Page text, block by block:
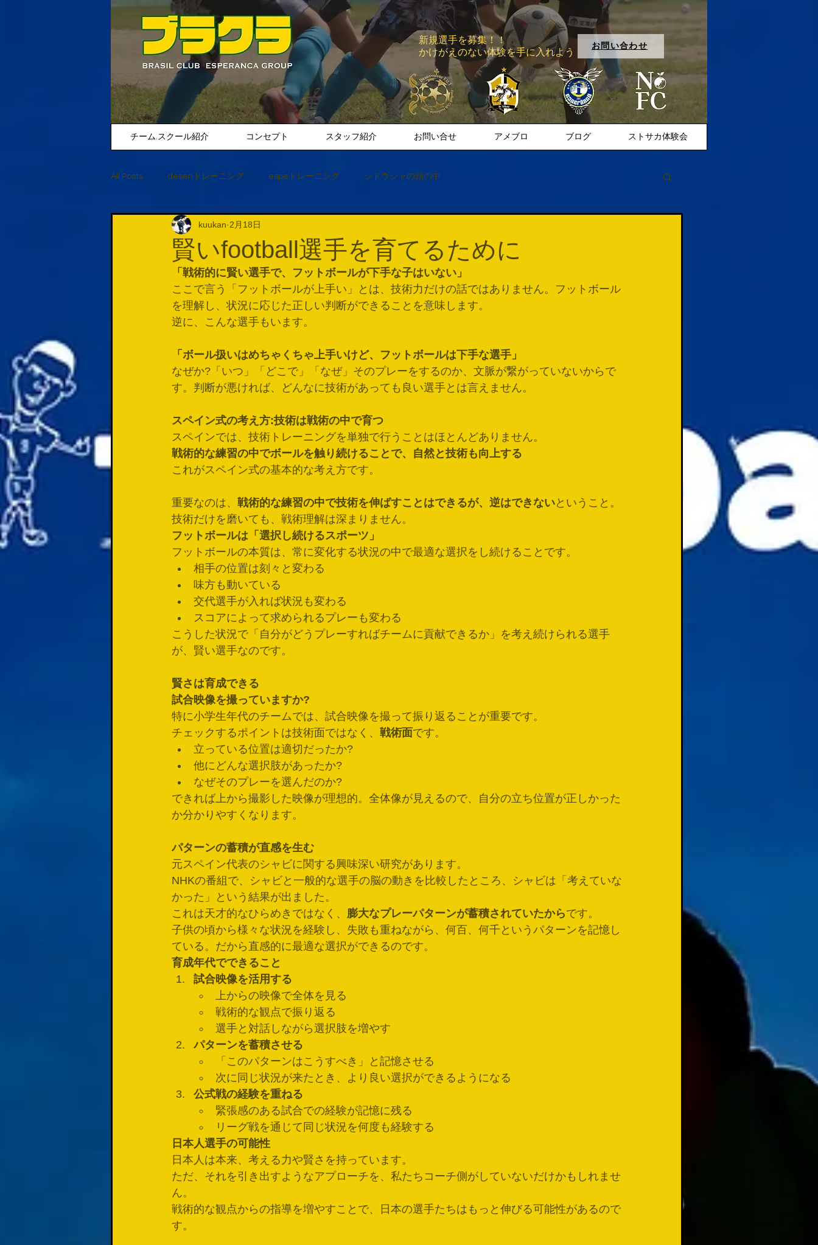
お問い合わせ
新規選手を募集！！
​かけがえのない体験を手に入れよう
チーム.スクール紹介 コンセプト スタッフ紹介 お問い合せ アメブロ ブログ ストサカ体験会
All Posts desenトレーニング espeトレーニング シドウシャの頭の中
賢いfootball選手を育てるために
kuukan 2月18日
「戦術的に賢い選手で、フットボールが下手な子はいない」
ここで言う「フットボールが上手い」とは、技術力だけの話ではありません。フットボール
を理解し、状況に応じた正しい判断ができることを意味します。
逆に、こんな選手もいます。
「ボール扱いはめちゃくちゃ上手いけど、フットボールは下手な選手」
なぜか?「いつ」「どこで」「なぜ」そのプレーをするのか、文脈が繋がっていないからで
す。判断が悪ければ、どんなに技術があっても良い選手とは言えません。
スペイン式の考え方:技術は戦術の中で育つ
スペインでは、技術トレーニングを単独で行うことはほとんどありません。
戦術的な練習の中でボールを触り続けることで、自然と技術も向上する
これがスペイン式の基本的な考え方です。
重要なのは、 戦術的な練習の中で技術を伸ばすことはできるが、逆はできないということ。
技術だけを磨いても、戦術理解は深まりません。
フットボールは「選択し続けるスポーツ」
フットボールの本質は、常に変化する状況の中で最適な選択をし続けることです。
相手の位置は刻々と変わる
味方も動いている
交代選手が入れば状況も変わる
スコアによって求められるプレーも変わる
こうした状況で「自分がどうプレーすればチームに貢献できるか」を考え続けられる選手
が、賢い選手なのです。
賢さは育成できる
試合映像を撮っていますか?
特に小学生年代のチームでは、試合映像を撮って振り返ることが重要です。
チェックするポイントは技術面ではなく、 戦術面です。
立っている位置は適切だったか?
他にどんな選択肢があったか?
なぜそのプレーを選んだのか?
できれば上から撮影した映像が理想的。全体像が見えるので、自分の立ち位置が正しかった
か分かりやすくなります。
パターンの蓄積が直感を生む
元スペイン代表のシャビに関する興味深い研究があります。
NHKの番組で、シャビと一般的な選手の脳の動きを比較したところ、シャビは「考えていな
かった」という結果が出ました。
これは天才的なひらめきではなく、 膨大なプレーパターンが蓄積されていたからです。
子供の頃から様々な状況を経験し、失敗も重ねながら、何百、何千というパターンを記憶し
ている。だから直感的に最適な選択ができるのです。
育成年代でできること
試合映像を活用する
上からの映像で全体を見る
戦術的な観点で振り返る
選手と対話しながら選択肢を増やす
パターンを蓄積させる
「このパターンはこうすべき」と記憶させる
次に同じ状況が来たとき、より良い選択ができるようになる
公式戦の経験を重ねる
緊張感のある試合での経験が記憶に残る
リーグ戦を通じて同じ状況を何度も経験する
日本人選手の可能性
日本人は本来、考える力や賢さを持っています。
ただ、それを引き出すようなアプローチを、私たちコーチ側がしていないだけかもしれませ
ん。
戦術的な観点からの指導を増やすことで、日本の選手たちはもっと伸びる可能性があるので
す。